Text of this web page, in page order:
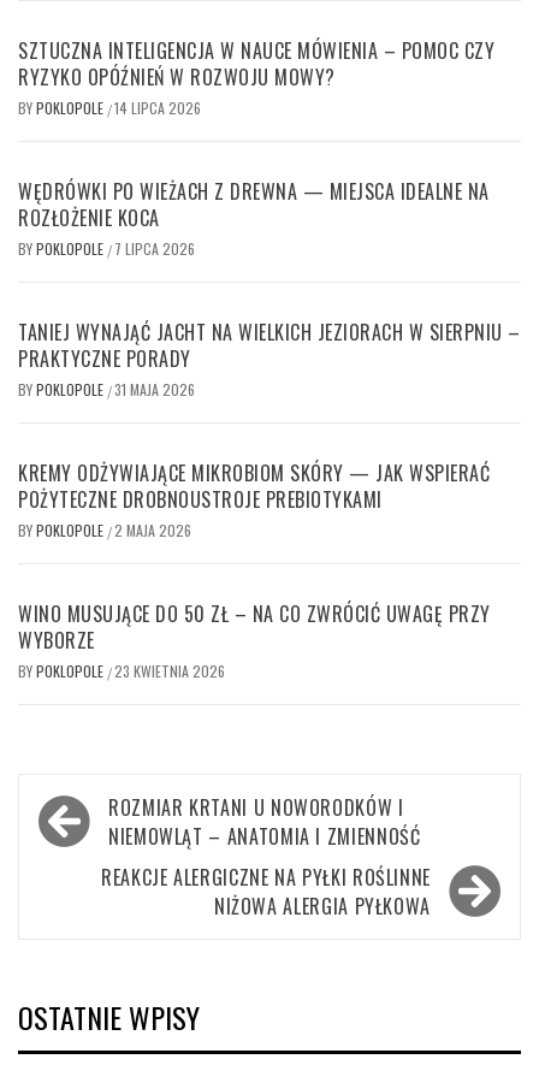
SZTUCZNA INTELIGENCJA W NAUCE MÓWIENIA – POMOC CZY
RYZYKO OPÓŹNIEŃ W ROZWOJU MOWY?
BYPOKLOPOLE /14 LIPCA 2026
WĘDRÓWKI PO WIEŻACH Z DREWNA — MIEJSCA IDEALNE NA
ROZŁOŻENIE KOCA
BYPOKLOPOLE / 7 LIPCA 2026
TANIEJ WYNAJĄĆ JACHT NA WIELKICH JEZIORACH W SIERPNIU –
PRAKTYCZNE PORADY
BYPOKLOPOLE /31 MAJA 2026
KREMY ODŻYWIAJĄCE MIKROBIOM SKÓRY — JAK WSPIERAĆ
POŻYTECZNE DROBNOUSTROJE PREBIOTYKAMI
BYPOKLOPOLE /2 MAJA 2026
WINO MUSUJĄCE DO 50 ZŁ – NA CO ZWRÓCIĆ UWAGĘ PRZY
WYBORZE
BYPOKLOPOLE /23 KWIETNIA 2026
Nawigacja
wpisu
ROZMIAR KRTANI U NOWORODKÓW I
NIEMOWLĄT – ANATOMIA I ZMIENNOŚĆ
REAKCJE ALERGICZNE NA PYŁKI ROŚLINNE
NIŻOWA ALERGIA PYŁKOWA
OSTATNIE WPISY